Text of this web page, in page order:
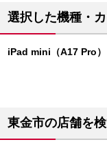
選択した機種・
iPad mini（A17 Pro
東金市の店舗を